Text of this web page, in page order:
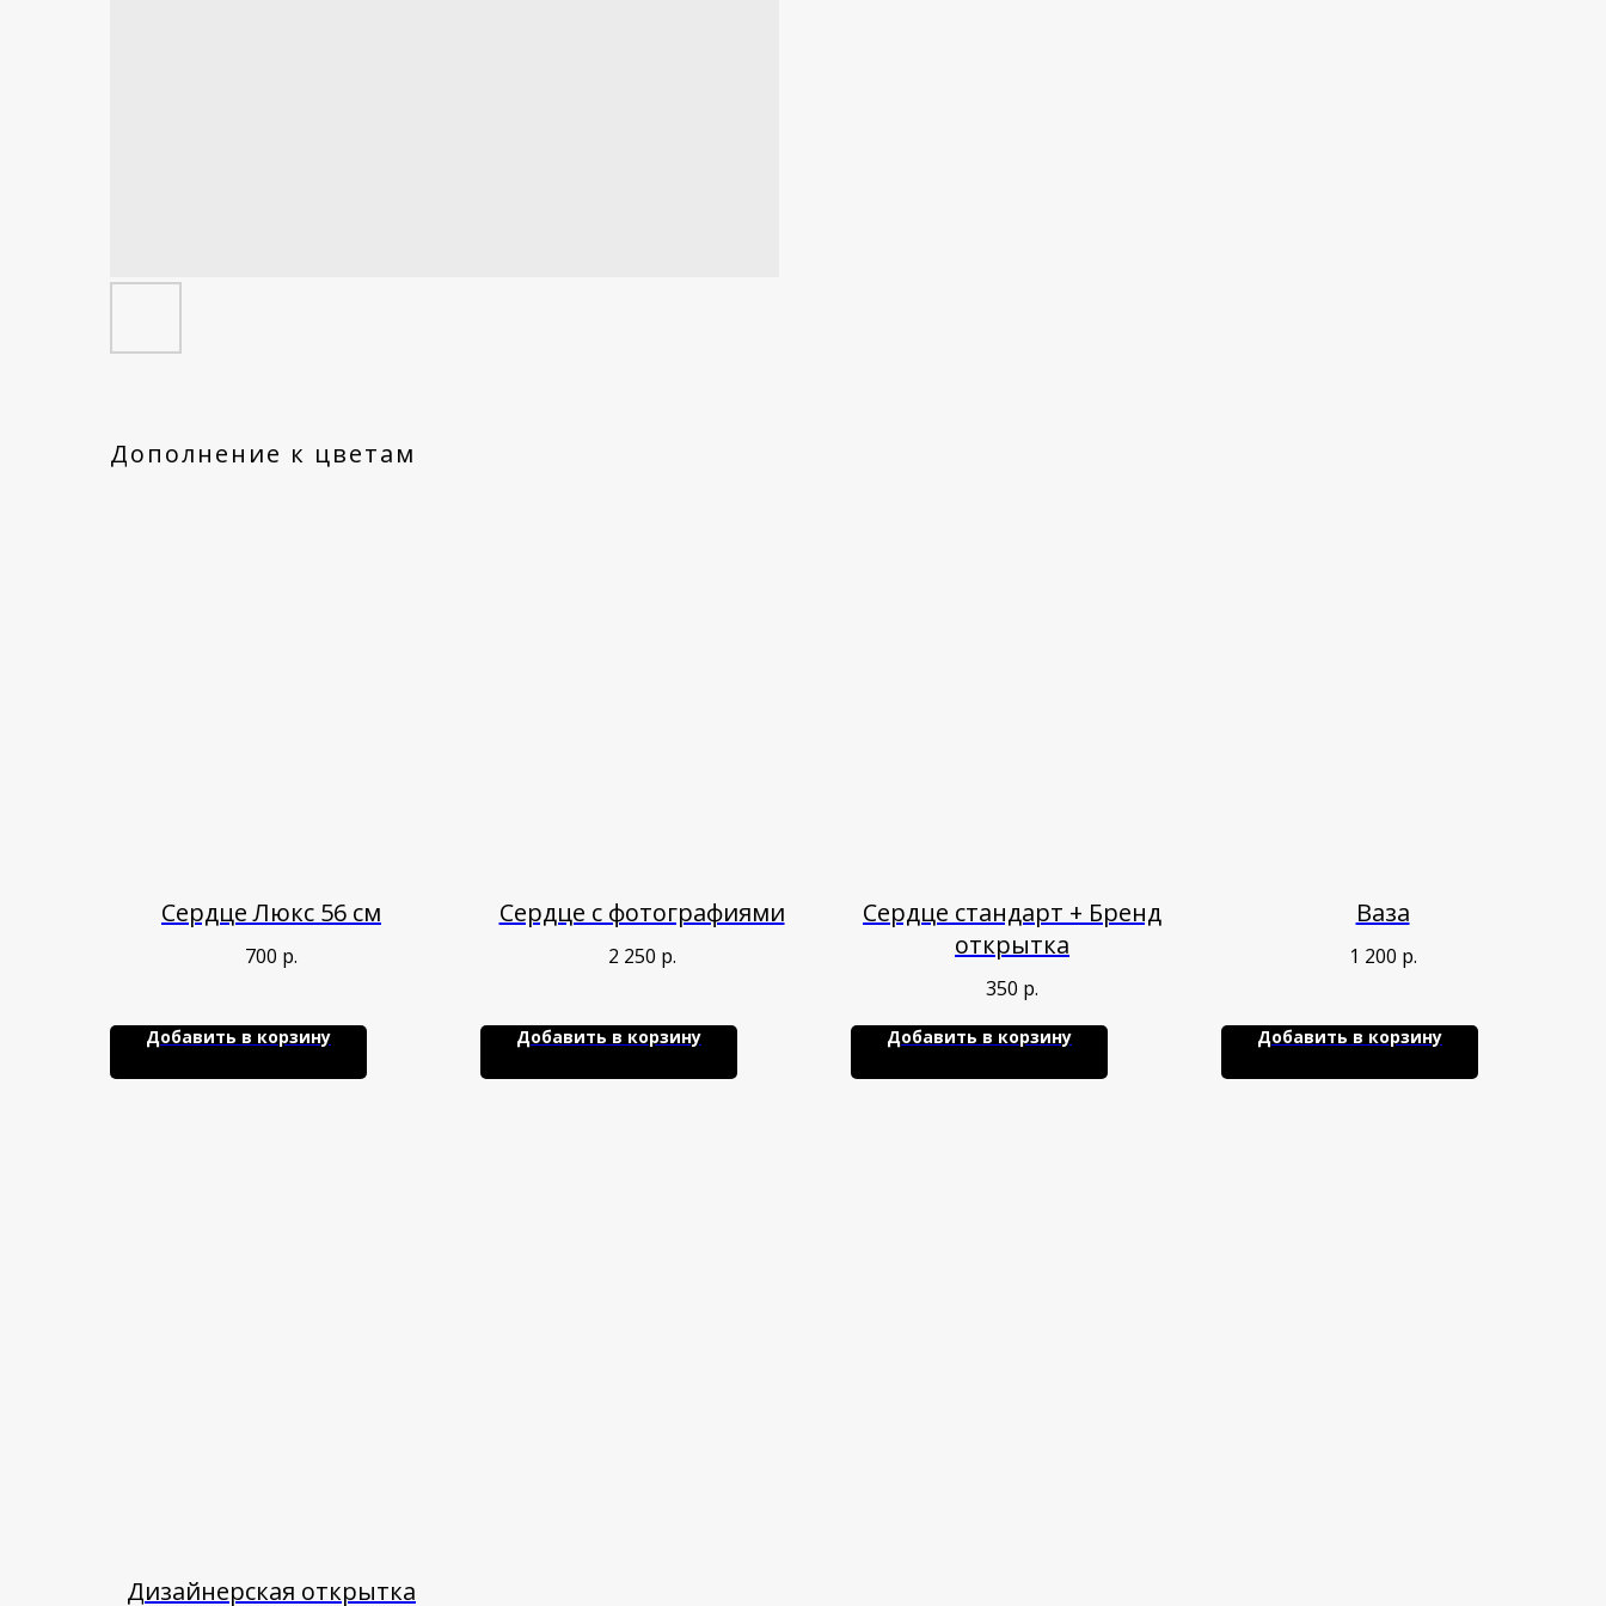
Дополнение к цветам
Сердце Люкс 56 см
700 р.
Добавить в корзину
Сердце с фотографиями
2 250 р.
Добавить в корзину
Сердце стандарт + Бренд
открытка
350 р.
Добавить в корзину
Ваза
1 200 р.
Добавить в корзину
Дизайнерская открытка